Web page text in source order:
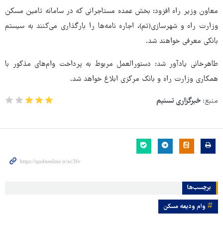
معاون وزیر راه افزود: بخش عمده مستاجرانی که در سامانه تامین مسکن
وزارت راه و شهرسازی(تم)، اجاره نامه‌ها را بارگذاری می‌کنند به سیستم
بانکی معرفی خواهند شد.
طاهرخانی یادآور شد: دستورالعمل مربوط به پرداخت وام‌های مذکور با
همکاری وزارت راه و بانک مرکزی ابلاغ خواهد شد.
منبع: خبرگزاری تسنیم
برچسب‌ها
وام ودیعه مسکن